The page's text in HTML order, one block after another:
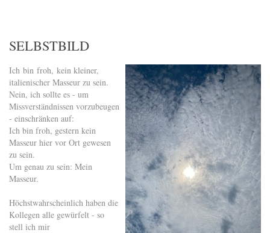
SELBSTBILD
Ich bin froh, kein kleiner,
italienischer Masseur zu sein.
Nein, ich sollte es - um
Missverständnissen vorzubeugen
- einschränken auf:
Ich bin froh, gestern kein
Masseur hier vor Ort gewesen
zu sein.
Um genau zu sein: Mein
Masseur.
Höchstwahrscheinlich haben die
Kollegen alle gewürfelt - so
stell ich mir